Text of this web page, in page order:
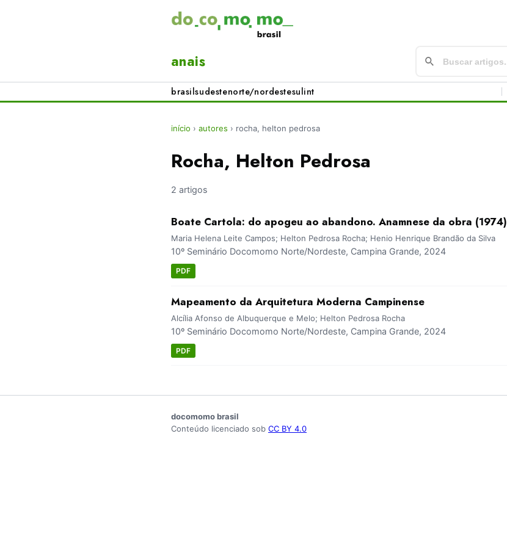
anais
brasilsudestenorte/nordestesulint
início › autores › rocha, helton pedrosa
Rocha, Helton Pedrosa
2 artigos
Boate Cartola: do apogeu ao abandono. Anamnese da obra (1974)
Maria Helena Leite Campos; Helton Pedrosa Rocha; Henio Henrique Brandão da Silva
10º Seminário Docomomo Norte/Nordeste, Campina Grande, 2024
PDF
Mapeamento da Arquitetura Moderna Campinense
Alcília Afonso de Albuquerque e Melo; Helton Pedrosa Rocha
10º Seminário Docomomo Norte/Nordeste, Campina Grande, 2024
PDF
docomomo brasil
Conteúdo licenciado sob CC BY 4.0